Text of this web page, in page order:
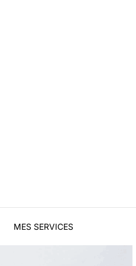
MES SERVICES